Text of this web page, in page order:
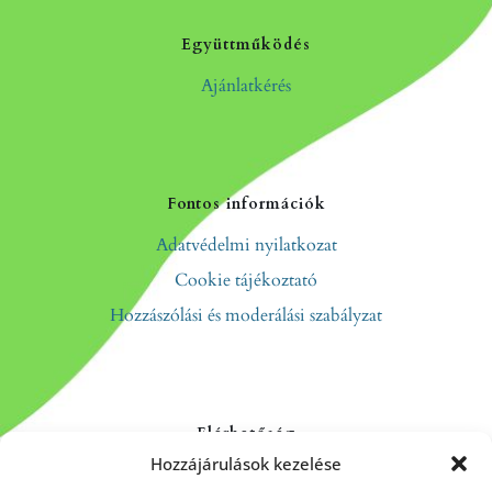
Hozzájárulások kezelése
Együttműködés
Ajánlatkérés
Fontos információk
Adatvédelmi nyilatkozat
Cookie tájékoztató
Hozzászólási és moderálási szabályzat
Elérhetőség
Kapcsolat